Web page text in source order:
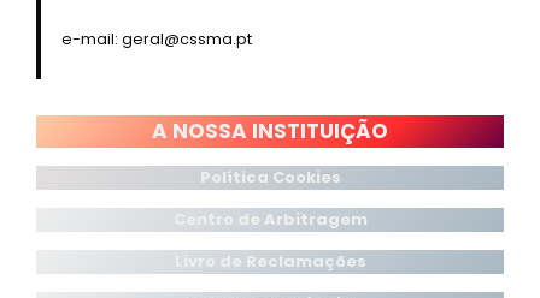
e-mail: geral@cssma.pt
A NOSSA INSTITUIÇÃO
Política Cookies
Centro de Arbitragem
Livro de Reclamações